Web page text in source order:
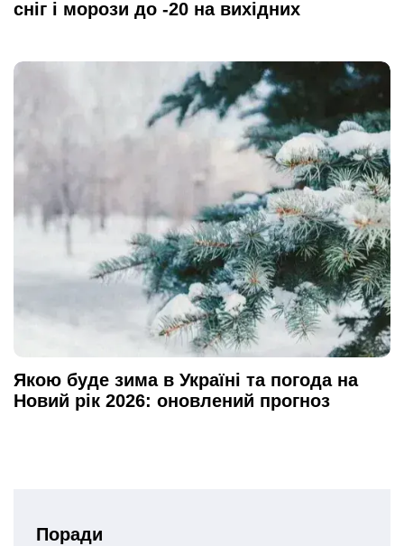
сніг і морози до -20 на вихідних
Якою буде зима в Україні та погода на
Новий рік 2026: оновлений прогноз
Поради